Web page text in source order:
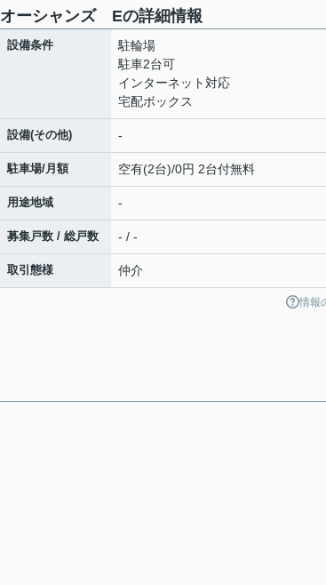
オーシャンズ Eの詳細情報
設備条件
駐輪場
駐車2台可
インターネット対応
宅配ボックス
設備(その他) -
駐車場/月額 空有(2台)/0円 2台付無料
用途地域 -
募集戸数 / 総戸数 - / -
取引態様 仲介
情報